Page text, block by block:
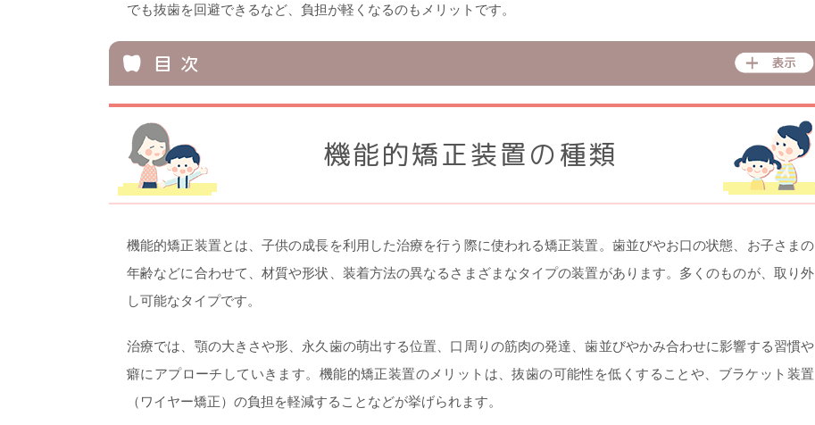
でも抜歯を回避できるなど、負担が軽くなるのもメリットです。
目 次
機能的矯正装置の種類
機能的矯正装置とは、子供の成長を利用した治療を行う際に使われる矯正装置。歯並びやお口の状態、お子さまの
年齢などに合わせて、材質や形状、装着方法の異なるさまざまなタイプの装置があります。多くのものが、取り外
し可能なタイプです。
治療では、顎の大きさや形、永久歯の萌出する位置、口周りの筋肉の発達、歯並びやかみ合わせに影響する習慣や
癖にアプローチしていきます。機能的矯正装置のメリットは、抜歯の可能性を低くすることや、ブラケット装置
（ワイヤー矯正）の負担を軽減することなどが挙げられます。